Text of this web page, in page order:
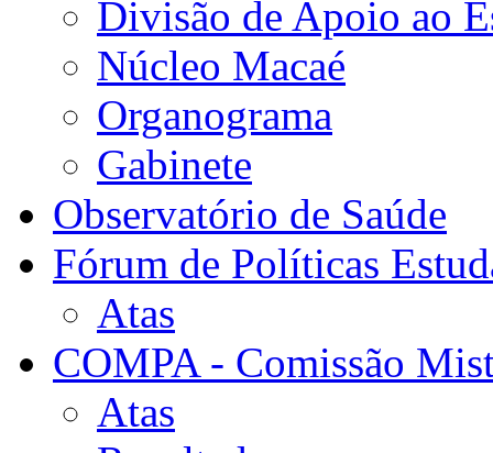
Divisão de Apoio ao
Núcleo Macaé
Organograma
Gabinete
Observatório de Saúde
Fórum de Políticas
Atas
COMPA - Comissão
Atas